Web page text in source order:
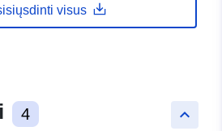
visus
keyboard_arrow_up
4